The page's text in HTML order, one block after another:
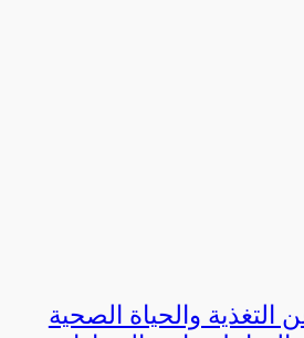
التغذية والحياة الصحية